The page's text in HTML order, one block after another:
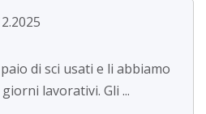
di sci usati e li abbiamo
lavorativi. Gli ...